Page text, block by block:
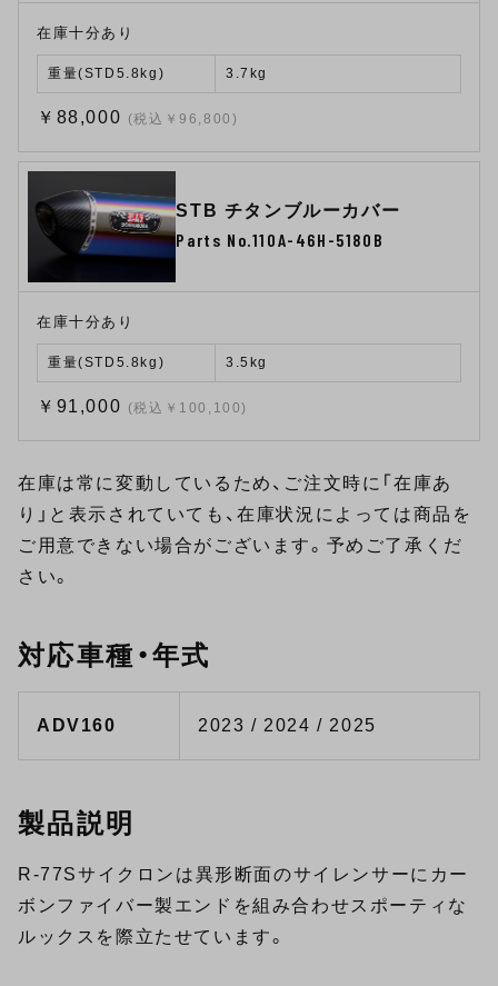
在庫十分あり
重量(STD5.8kg) 3.7kg
￥88,000 (税込￥96,800)
STB チタンブルーカバー
Parts No.110A-46H-5180B
在庫十分あり
重量(STD5.8kg) 3.5kg
￥91,000 (税込￥100,100)
在庫は常に変動しているため、ご注文時に「在庫あ
り」と表示されていても、在庫状況によっては商品を
ご用意できない場合がございます。予めご了承くだ
さい。
対応車種・年式
ADV160 2023 / 2024 / 2025
製品説明
R-77Sサイクロンは異形断面のサイレンサーにカー
ボンファイバー製エンドを組み合わせスポーティな
ルックスを際立たせています。